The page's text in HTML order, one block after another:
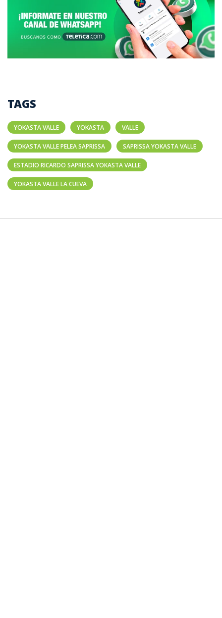
TAGS
YOKASTA VALLE YOKASTA VALLE
YOKASTA VALLE PELEA SAPRISSA SAPRISSA YOKASTA VALLE
ESTADIO RICARDO SAPRISSA YOKASTA VALLE
YOKASTA VALLE LA CUEVA